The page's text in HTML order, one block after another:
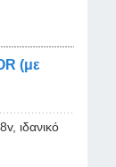
(με
ιδανικό